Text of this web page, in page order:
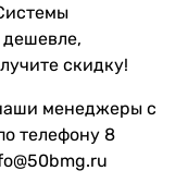
дешевле,
скидку!
менеджеры с
телефону 8